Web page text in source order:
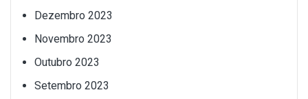
Dezembro 2023
Novembro 2023
Outubro 2023
Setembro 2023